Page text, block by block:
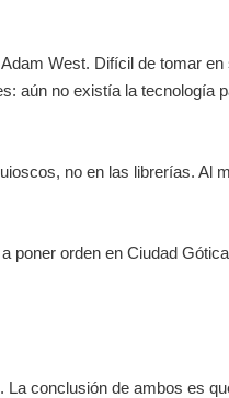
West. Difícil de tomar
aún no existía la tecnología
no en las librerías. Al
poner orden en Ciudad
conclusión de ambos es